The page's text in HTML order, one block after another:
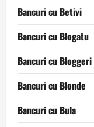
Bancuri cu Betivi
Bancuri cu Blogatu
Bancuri cu Bloggeri
Bancuri cu Blonde
Bancuri cu Bula